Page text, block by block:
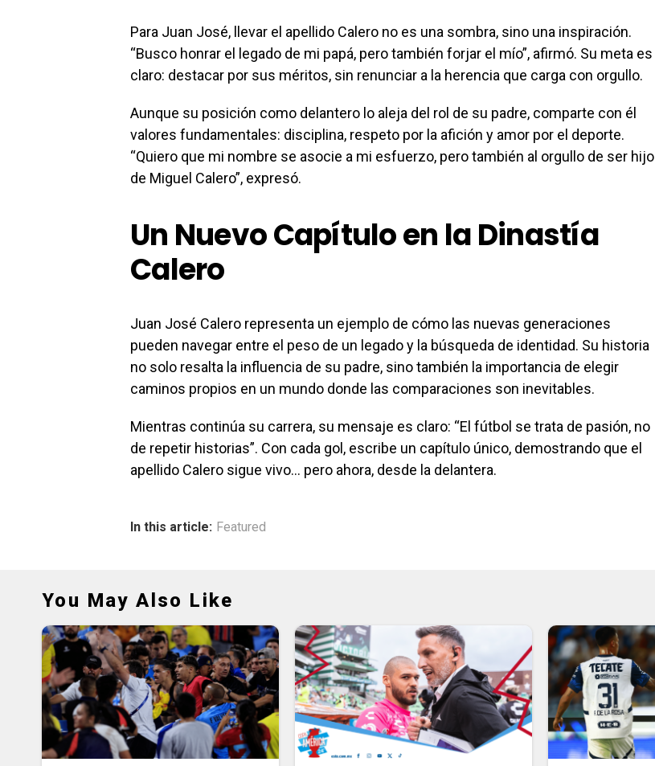
Para Juan José, llevar el apellido Calero no es una sombra, sino una inspiración.
“Busco honrar el legado de mi papá, pero también forjar el mío”, afirmó. Su meta es
claro: destacar por sus méritos, sin renunciar a la herencia que carga con orgullo.
Aunque su posición como delantero lo aleja del rol de su padre, comparte con él
valores fundamentales: disciplina, respeto por la afición y amor por el deporte.
“Quiero que mi nombre se asocie a mi esfuerzo, pero también al orgullo de ser hijo
de Miguel Calero”, expresó.
Un Nuevo Capítulo en la Dinastía
Calero
Juan José Calero representa un ejemplo de cómo las nuevas generaciones
pueden navegar entre el peso de un legado y la búsqueda de identidad. Su historia
no solo resalta la influencia de su padre, sino también la importancia de elegir
caminos propios en un mundo donde las comparaciones son inevitables.
Mientras continúa su carrera, su mensaje es claro: “El fútbol se trata de pasión, no
de repetir historias”. Con cada gol, escribe un capítulo único, demostrando que el
apellido Calero sigue vivo… pero ahora, desde la delantera.
In this article: Featured
You May Also Like